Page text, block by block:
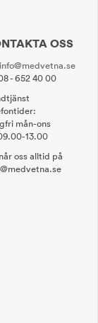
OSS
info@medvetna.se
- 652 40 00
mån-ons
13.00
oss alltid på